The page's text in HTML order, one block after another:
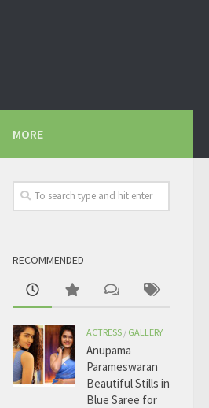
MORE
RECOMMENDED
ACTRESS / GALLERY
Anupama
Parameswaran
Beautiful Stills in
Blue Saree for